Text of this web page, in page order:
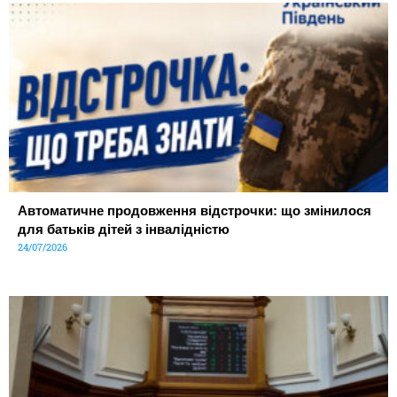
Автоматичне продовження відстрочки: що змінилося
для батьків дітей з інвалідністю
24/07/2026